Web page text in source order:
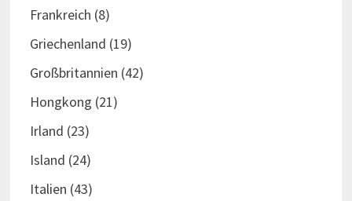
Frankreich (8)
Griechenland (19)
Großbritannien (42)
Hongkong (21)
Irland (23)
Island (24)
Italien (43)